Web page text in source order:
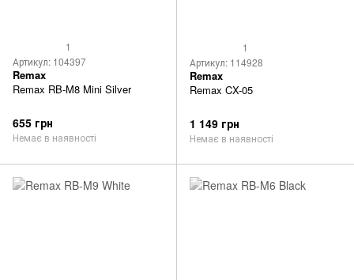
1
Артикул: 104397
Remax
Remax RB-M8 Mini Silver
655 грн
Немає в наявності
1
Артикул: 114928
Remax
Remax CX-05
1 149 грн
Немає в наявності